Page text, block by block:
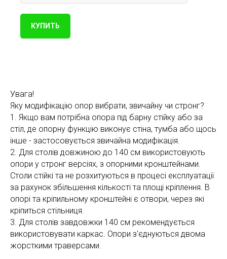
КУПИТЬ
Увага!
Яку модифікацію опор вибрати, звичайну чи стронг?
1. Якщо вам потрібна опора під барну стійку або за
стіл, де опорну функцію виконує стіна, тумба або щось
інше - застосовується звичайна модифікація.
2. Для столів довжиною до 140 см використовують
опори у стронг версіях, з опорними кронштейнами.
Столи стійкі та не розхитуються в процесі експлуатації
за рахунок збільшення кількості та площі кріплення. В
опорі та кріпильному кронштейні є отвори, через які
кріпиться стільниця.
3. Для столів завдовжки 140 см рекомендується
використовувати каркас. Опори з'єднуються двома
жорсткими траверсами.